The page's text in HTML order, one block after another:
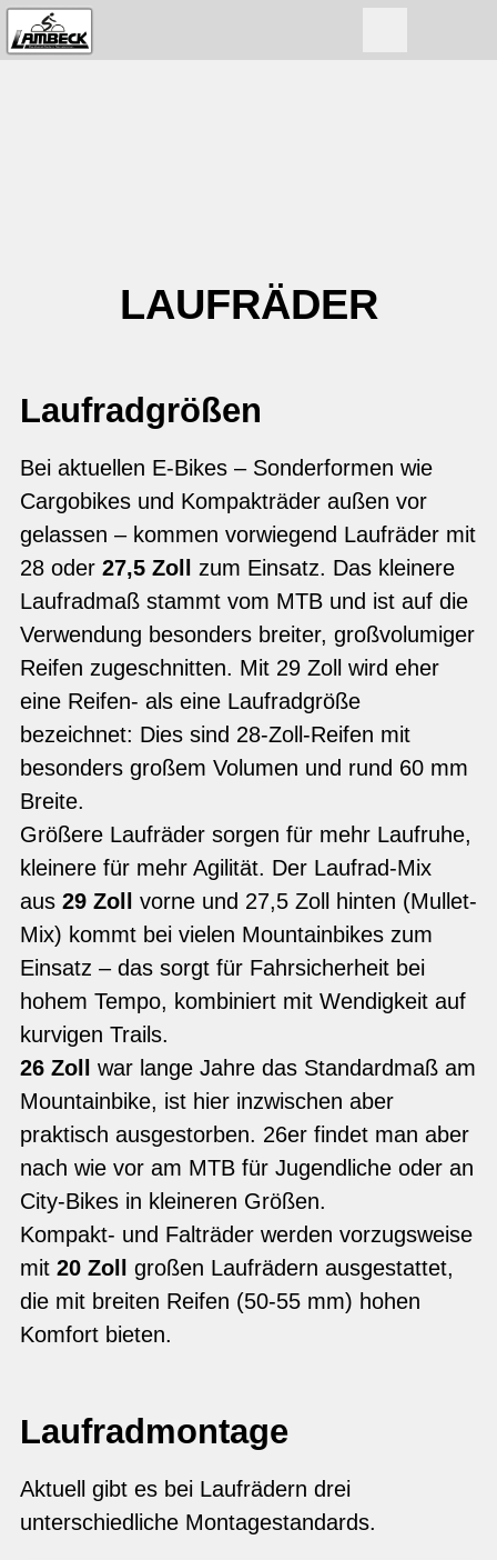
LAUFRÄDER
Laufradgrößen
Bei aktuellen E-Bikes – Sonderformen wie
Cargobikes und Kompakträder außen vor
gelassen – kommen vorwiegend Laufräder mit
28 oder 27,5 Zoll
zum Einsatz. Das kleinere
Laufradmaß stammt vom MTB und ist auf die
Verwendung besonders breiter, großvolumiger
Reifen zugeschnitten. Mit 29 Zoll wird eher
eine Reifen- als eine Laufradgröße
bezeichnet: Dies sind 28-Zoll-Reifen mit
besonders großem Volumen und rund 60 mm
Breite.
Größere Laufräder sorgen für mehr Laufruhe,
kleinere für mehr Agilität. Der Laufrad-Mix
aus 29 Zoll
vorne und 27,5 Zoll hinten (Mullet-
Mix) kommt bei vielen Mountainbikes zum
Einsatz – das sorgt für Fahrsicherheit bei
hohem Tempo, kombiniert mit Wendigkeit auf
kurvigen Trails.
26 Zoll
war lange Jahre das Standardmaß am
Mountainbike, ist hier inzwischen aber
praktisch ausgestorben. 26er findet man aber
nach wie vor am MTB für Jugendliche oder an
City-Bikes in kleineren Größen.
Kompakt- und Falträder werden vorzugsweise
mit 20 Zoll großen Laufrädern ausgestattet,
die mit breiten Reifen (50-55 mm) hohen
Komfort bieten.
Laufradmontage
Aktuell gibt es bei Laufrädern drei
unterschiedliche Montagestandards.